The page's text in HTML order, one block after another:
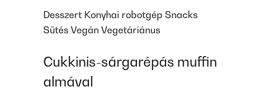
Desszert Konyhai robotgép Snacks
Sütés Vegán Vegetáriánus
Cukkinis-sárgarépás muffin
almával